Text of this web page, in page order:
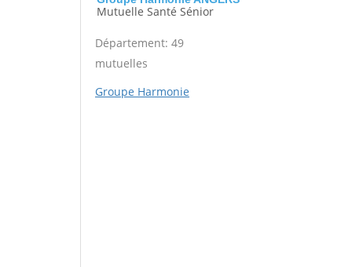
Mutuelle Santé Sénior
Département: 49
mutuelles
Groupe Harmonie